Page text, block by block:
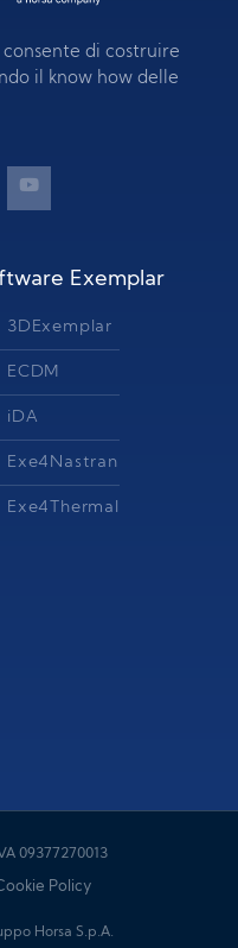
di costruire
il know how delle
Exemplar
3DExemplar
ECDM
iDA
Exe4Nastran
Exe4Thermal
09377270013
Policy
Horsa S.p.A.